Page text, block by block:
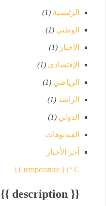
الرئيسية (1)
الوطني (1)
الأخبار (1)
الإقتصادي (1)
الرياضي (1)
الراصد (1)
الدولي (1)
الفيديوهات
آخر الأخبار
{{ temperature }}° C
{{ description }}